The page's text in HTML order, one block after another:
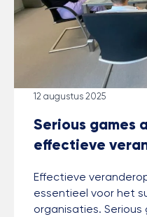
Serious games
effectieve
12 augustus 2025
Effectieve
essentieel voor het
organisaties.